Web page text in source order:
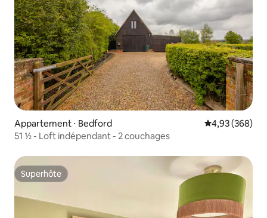
Appartement ⋅ Bedford Évaluation
4,93 (368)
51 ½ - Loft indépendant - 2 couchages
Superhôte
Superhôte